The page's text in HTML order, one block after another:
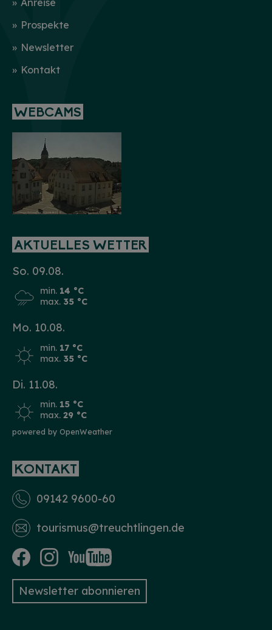
Prospekte
Newsletter
Kontakt
WEBCAMS
AKTUELLES WETTER
So. 09.08.
min. 14 °C
max. 35 °C
Mo. 10.08.
min. 17 °C
max. 35 °C
Di. 11.08.
min. 15 °C
max. 29 °C
powered by OpenWeather
KONTAKT
09142 9600-60
tourismus­@treuchtlingen.de
Newsletter abonnieren